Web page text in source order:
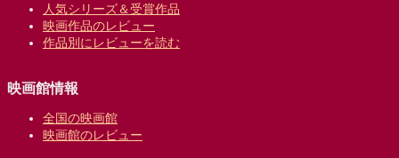
人気シリーズ＆受賞作品
映画作品のレビュー
作品別にレビューを読む
映画館情報
全国の映画館
映画館のレビュー